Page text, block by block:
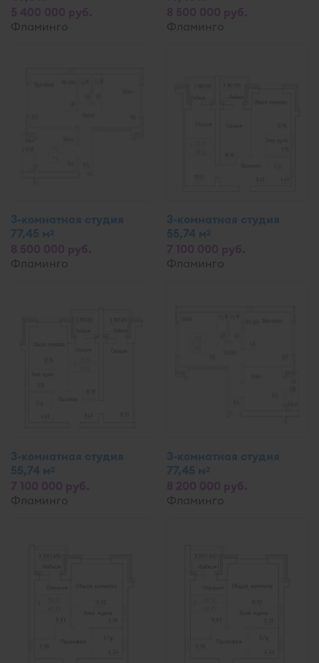
Фламинго
Фламинго
3-комнатная студия
77,45 м2
Фламинго
3-комнатная студия
55,74 м2
Фламинго
3-комнатная студия
55,74 м2
Фламинго
3-комнатная студия
77,45 м2
Фламинго